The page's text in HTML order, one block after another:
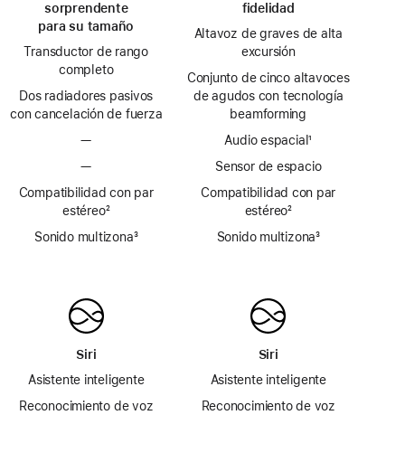
sorprendente
para su tamaño
Transductor de rango
completo
Dos radiadores pasivos
con cancelación de fuerza
—
—
Compatibilidad con par
estéreopie
de
página
²
Sonido multizonapie
³
Siri
Asistente inteligente
Reconocimiento de voz
fidelidad
Altavoz de graves de alta
excursión
Conjunto de cinco altavoces
de agudos con tecnología
beamforming
Audio espacialpie
de
página
¹
Sensor de espacio
Compatibilidad con par
estéreopie
página
²
Sonido multizonapie
³
Siri
Asistente inteligente
Reconocimiento de voz